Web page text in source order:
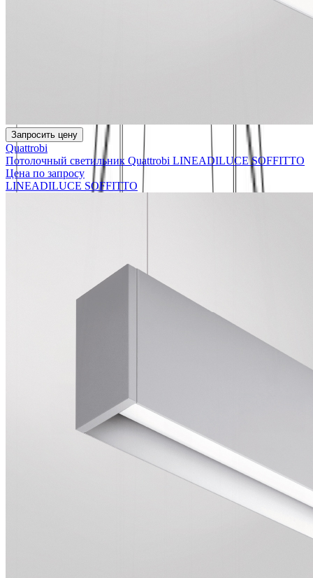
Запросить цену
Quattrobi
Потолочный светильник Quattrobi LINEADILUCE SOFFITTO
Цена по запросу
LINEADILUCE SOFFITTO